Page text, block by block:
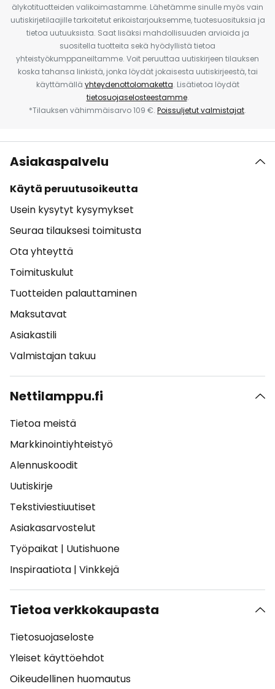
älykotituotteiden valikoimastamme. Lähetämme sinulle myös vain
uutiskirjetilaajille tarkoitetut erikoistarjouksemme, tuotesuosituksia ja
tietoa uutuuksista. Saat lisäksi mahdollisuuden arvioida ja
suositella tuotteita sekä hyödyllistä tietoa
yhteistyökumppaneiltamme. Voit peruuttaa uutiskirjeen tilauksen
koska tahansa linkistä, jonka löydät jokaisesta uutiskirjeestä, tai
käyttämällä yhteydenottolomaketta. Lisätietoa löydät
tietosuojaselosteestamme.
*Tilauksen vähimmäisarvo 109 €. Poissuljetut valmistajat.
Asiakaspalvelu
Käytä peruutusoikeutta
Usein kysytyt kysymykset
Seuraa tilauksesi toimitusta
Ota yhteyttä
Toimituskulut
Tuotteiden palauttaminen
Maksutavat
Asiakastili
Valmistajan takuu
Nettilamppu.fi
Tietoa meistä
Markkinointiyhteistyö
Alennuskoodit
Uutiskirje
Tekstiviestiuutiset
Asiakasarvostelut
Työpaikat | Uutishuone
Inspiraatiota | Vinkkejä
Tietoa verkkokaupasta
Tietosuojaseloste
Yleiset käyttöehdot
Oikeudellinen huomautus